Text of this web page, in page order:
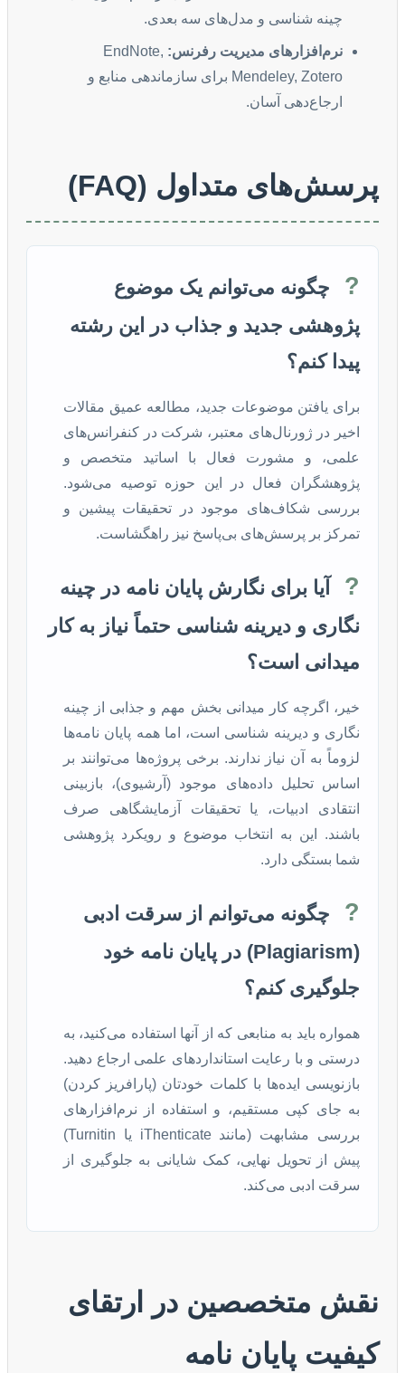
چینه شناسی و مدل‌های سه بعدی.
نرم‌افزارهای مدیریت رفرنس: EndNote,
Mendeley, Zotero برای سازماندهی منابع و
ارجاع‌دهی آسان.
پرسش‌های متداول (FAQ)
?
چگونه می‌توانم یک موضوع
پژوهشی جدید و جذاب در این رشته
پیدا کنم؟
برای یافتن موضوعات جدید، مطالعه عمیق مقالات
اخیر در ژورنال‌های معتبر، شرکت در کنفرانس‌های
علمی، و مشورت فعال با اساتید متخصص و
پژوهشگران فعال در این حوزه توصیه می‌شود.
بررسی شکاف‌های موجود در تحقیقات پیشین و
تمرکز بر پرسش‌های بی‌پاسخ نیز راهگشاست.
?
آیا برای نگارش پایان نامه در چینه
نگاری و دیرینه شناسی حتماً نیاز به کار
میدانی است؟
خیر، اگرچه کار میدانی بخش مهم و جذابی از چینه
نگاری و دیرینه شناسی است، اما همه پایان نامه‌ها
لزوماً به آن نیاز ندارند. برخی پروژه‌ها می‌توانند بر
اساس تحلیل داده‌های موجود (آرشیوی)، بازبینی
انتقادی ادبیات، یا تحقیقات آزمایشگاهی صرف
باشند. این به انتخاب موضوع و رویکرد پژوهشی
شما بستگی دارد.
?
چگونه می‌توانم از سرقت ادبی
(Plagiarism) در پایان نامه خود
جلوگیری کنم؟
همواره باید به منابعی که از آنها استفاده می‌کنید، به
درستی و با رعایت استانداردهای علمی ارجاع دهید.
بازنویسی ایده‌ها با کلمات خودتان (پارافریز کردن)
به جای کپی مستقیم، و استفاده از نرم‌افزارهای
بررسی مشابهت (مانند iThenticate یا Turnitin)
پیش از تحویل نهایی، کمک شایانی به جلوگیری از
سرقت ادبی می‌کند.
نقش متخصصین در ارتقای
کیفیت پایان نامه